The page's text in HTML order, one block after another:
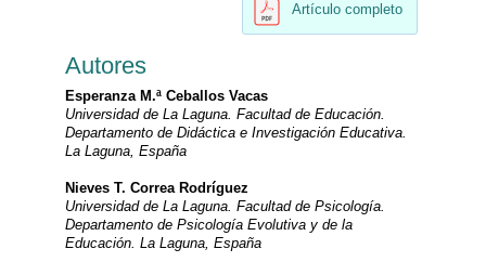
Artículo completo
Autores
Esperanza M.ª Ceballos Vacas
Universidad de La Laguna. Facultad de Educación.
Departamento de Didáctica e Investigación Educativa.
La Laguna, España
Nieves T. Correa Rodríguez
Universidad de La Laguna. Facultad de Psicología.
Departamento de Psicología Evolutiva y de la
Educación. La Laguna, España